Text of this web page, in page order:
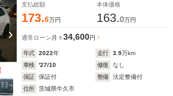
支払総額
173.6万円
本体価格
163.0万円
通常ローン 月々34,600円
年式 2022年 走行 3.9万km
車検
'27/10 修復
なし
保証
保証付 整備
法定整備付
住所
茨城県牛久市